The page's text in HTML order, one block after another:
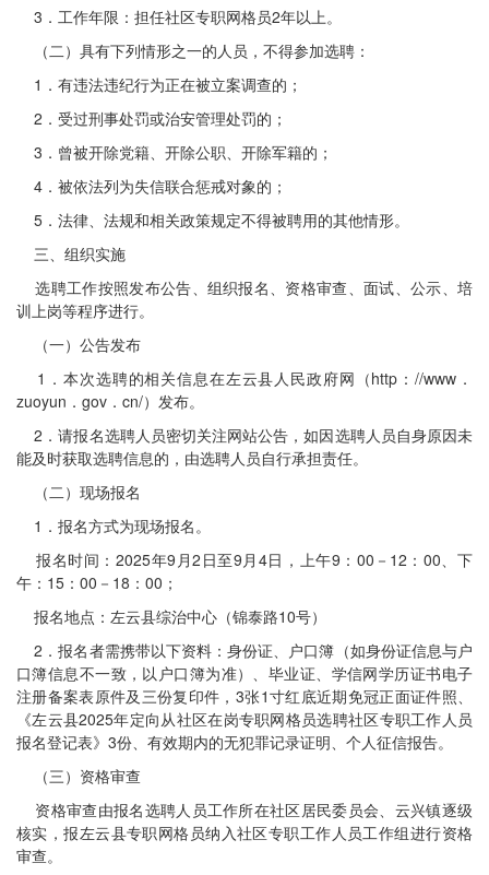
3．工作年限：担任社区专职网格员2年以上。
（二）具有下列情形之一的人员，不得参加选聘：
1．有违法违纪行为正在被立案调查的；
2．受过刑事处罚或治安管理处罚的；
3．曾被开除党籍、开除公职、开除军籍的；
4．被依法列为失信联合惩戒对象的；
5．法律、法规和相关政策规定不得被聘用的其他情形。
三、组织实施
选聘工作按照发布公告、组织报名、资格审查、面试、公示、培
训上岗等程序进行。
（一）公告发布
1．本次选聘的相关信息在左云县人民政府网（http：//www．
zuoyun．gov．cn/）发布。
2．请报名选聘人员密切关注网站公告，如因选聘人员自身原因未
能及时获取选聘信息的，由选聘人员自行承担责任。
（二）现场报名
1．报名方式为现场报名。
报名时间：2025年9月2日至9月4日，上午9：00－12：00、下
午：15：00－18：00；
报名地点：左云县综治中心（锦泰路10号）
2．报名者需携带以下资料：身份证、户口簿（如身份证信息与户
口簿信息不一致，以户口簿为准）、毕业证、学信网学历证书电子
注册备案表原件及三份复印件，3张1寸红底近期免冠正面证件照、
《左云县2025年定向从社区在岗专职网格员选聘社区专职工作人员
报名登记表》3份、有效期内的无犯罪记录证明、个人征信报告。
（三）资格审查
资格审查由报名选聘人员工作所在社区居民委员会、云兴镇逐级
核实，报左云县专职网格员纳入社区专职工作人员工作组进行资格
审查。